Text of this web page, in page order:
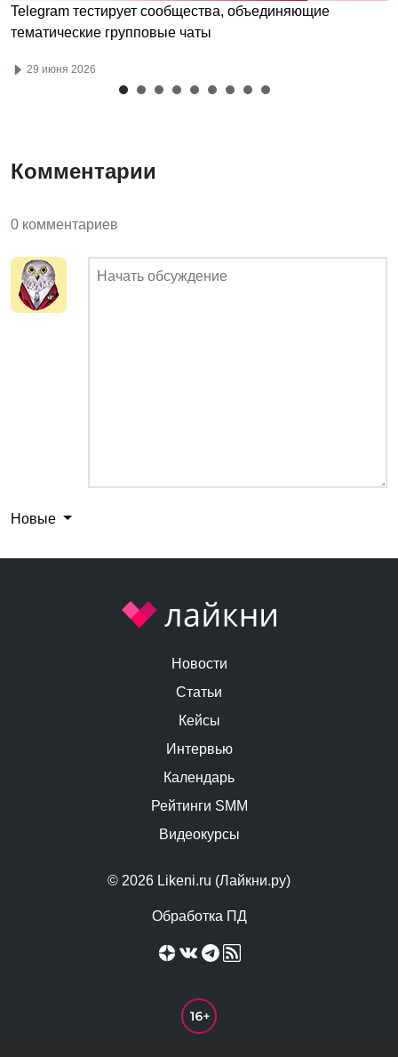
Telegram тестирует сообщества, объединяющие
тематические групповые чаты
29 июня 2026
Комментарии
0 комментариев
Новые
© 2026 Likeni.ru (Лайкни.ру)
Обработка ПД
Новости
Статьи
Кейсы
Интервью
Календарь
Рейтинги SMM
Видеокурсы